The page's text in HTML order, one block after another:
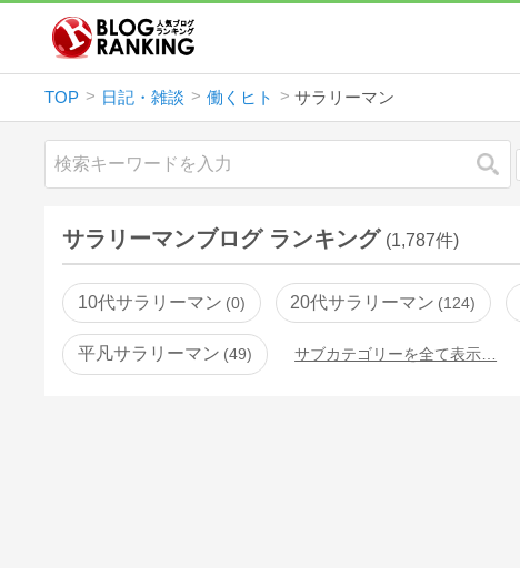
TOP 日記・雑談 働くヒト サラリーマン
検索
サラリーマンブログ ランキング (1,787件)
10代サラリーマン 0 20代サラリーマン 124
平凡サラリーマン 49 サブカテゴリーを全て表示…